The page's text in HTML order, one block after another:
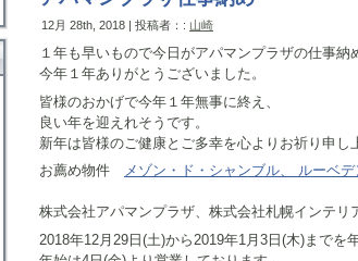
12月 28th, 2018 | 投稿者：: 山崎
１年も早いもので今日がアパマンプラザの仕事納
今年１年ありがとうございました。
皆様のおかげで今年１年無事に終え、
良い年を迎えれそうです。
新年は皆様のご健康とご多幸を心よりお祈り申し
お薦め物件
メゾン・ド・シャンブル、 ルーベ
株式会社アパマンプラザ、株式会社札幌インテリ
2018年12月29日(土)から2019年1月3日(木)までを